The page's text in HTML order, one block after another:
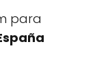
para